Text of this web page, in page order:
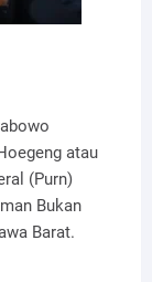
atau
(Purn)
Bukan
Barat.